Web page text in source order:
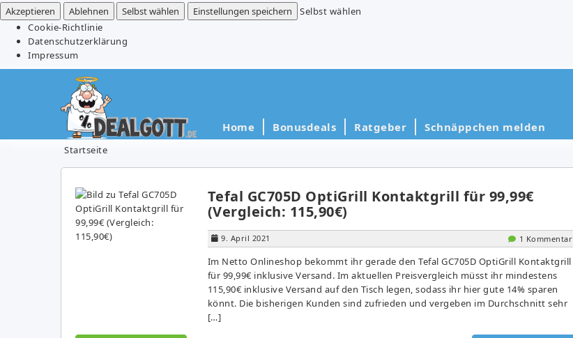
Akzeptieren
Ablehnen Selbst wählen Einstellungen speichern
Selbst wählen
Cookie-Richtlinie
Datenschutzerklärung
Impressum
Home Bonusdeals Ratgeber Schnäppchen melden
Startseite
Tefal GC705D OptiGrill Kontaktgrill für 99,99€
(Vergleich: 115,90€)
9. April 2021 1 Kommentar
Im Netto Onlineshop bekommt ihr gerade den Tefal GC705D OptiGrill Kontaktgrill
für 99,99€ inklusive Versand. Im aktuellen Preisvergleich müsst ihr mindestens
115,90€ inklusive Versand auf den Tisch legen, sodass ihr hier gute 14% sparen
könnt. Die bisherigen Kunden sind zufrieden und vergeben im Durchschnitt sehr
[…]